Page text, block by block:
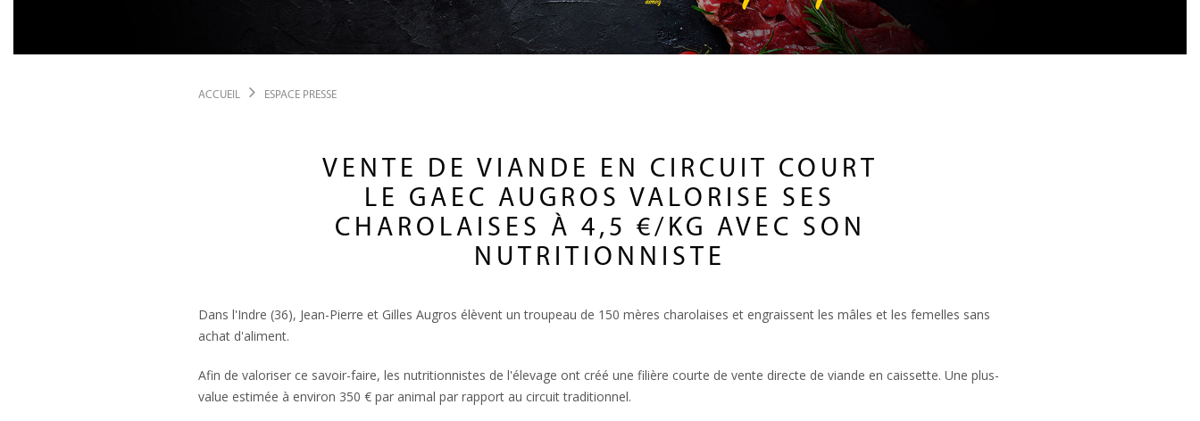
ACCUEIL ESPACE PRESSE
VENTE DE VIANDE EN CIRCUIT COURT
LE GAEC AUGROS VALORISE SES
CHAROLAISES À 4,5 €/KG AVEC SON
NUTRITIONNISTE
Dans l'Indre (36), Jean-Pierre et Gilles Augros élèvent un troupeau de 150 mères charolaises et engraissent les mâles et les femelles sans
achat d'aliment.
Afin de valoriser ce savoir-faire, les nutritionnistes de l'élevage ont créé une filière courte de vente directe de viande en caissette. Une plus-
value estimée à environ 350 € par animal par rapport au circuit traditionnel.